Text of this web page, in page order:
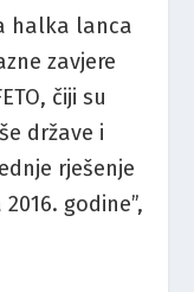
halka lanca
zavjere
čiji su
države i
rješenje
godine”,